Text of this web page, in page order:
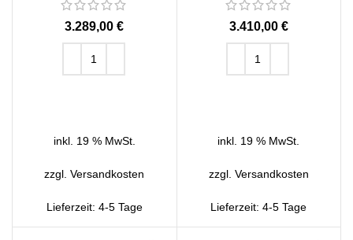
€
inkl. 19 % MwSt.
zzgl.Versandkosten
Lieferzeit: 4-5 Tage
€
inkl. 19 % MwSt.
zzgl. Versandkosten
Lieferzeit:4-5 Tage